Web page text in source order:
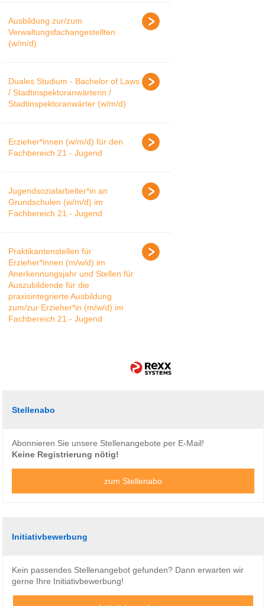
Ausbildung zur/zum
Verwaltungsfachangestellten
(w/m/d)
Duales Studium - Bachelor of Laws
/ Stadtinspektoranwärterin /
Stadtinspektoranwärter (w/m/d)
Erzieher*innen (w/m/d) für den
Fachbereich 21 - Jugend
Jugendsozialarbeiter*in an
Grundschulen (w/m/d) im
Fachbereich 21 - Jugend
Praktikantenstellen für
Erzieher*innen (m/w/d) im
Anerkennungsjahr und Stellen für
Auszubildende für die
praxisintegrierte Ausbildung
zum/zur Erzieher*in (m/w/d) im
Fachbereich 21 - Jugend
Stellenabo
Abonnieren Sie unsere Stellenangebote per E-Mail!
Keine Registrierung nötig!
zum Stellenabo
Initiativbewerbung
Kein passendes Stellenangebot gefunden? Dann erwarten wir
gerne Ihre Initiativbewerbung!